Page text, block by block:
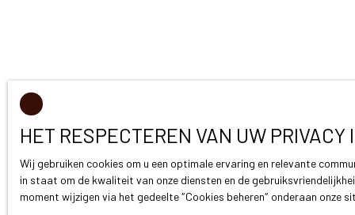
HET RESPECTEREN VAN UW PRIVACY
Wij gebruiken cookies om u een optimale ervaring en relevante
in staat om de kwaliteit van onze diensten en de
moment wijzigen via het gedeelte ″Cookies beheren″ onderaan